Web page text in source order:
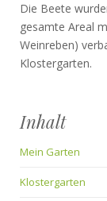
Die Beete
gesamte Areal
Weinreben)
Klostergarten.
Inhalt
Mein Garten
Klostergarten